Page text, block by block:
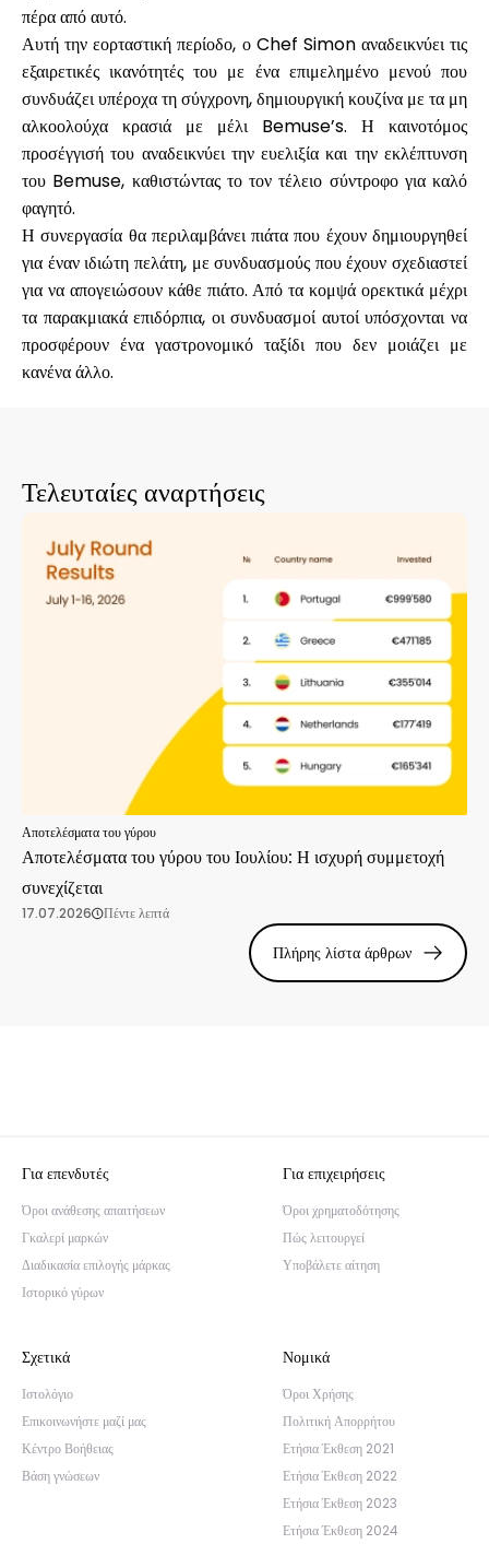
Βοήθεια
Ο λογαριασμός μου
Λάβετε χρηματοδότηση
πέρα από αυτό.
Αυτή την εορταστική περίοδο, ο Chef Simon αναδεικνύει τις
εξαιρετικές ικανότητές του με ένα επιμελημένο μενού που
συνδυάζει υπέροχα τη σύγχρονη, δημιουργική κουζίνα με τα μη
αλκοολούχα κρασιά με μέλι Bemuse’s. Η καινοτόμος
προσέγγισή του αναδεικνύει την ευελιξία και την εκλέπτυνση
του Bemuse, καθιστώντας το τον τέλειο σύντροφο για καλό
φαγητό.
Η συνεργασία θα περιλαμβάνει πιάτα που έχουν δημιουργηθεί
για έναν ιδιώτη πελάτη, με συνδυασμούς που έχουν σχεδιαστεί
για να απογειώσουν κάθε πιάτο. Από τα κομψά ορεκτικά μέχρι
τα παρακμιακά επιδόρπια, οι συνδυασμοί αυτοί υπόσχονται να
προσφέρουν ένα γαστρονομικό ταξίδι που δεν μοιάζει με
κανένα άλλο.
Τελευταίες αναρτήσεις
Αποτελέσματα του γύρου
Αποτελέσματα του γύρου του Ιουλίου: Η ισχυρή συμμετοχή
συνεχίζεται
17.07.2026 Πέντε λεπτά
Πλήρης λίστα άρθρων
Για επενδυτές
Όροι ανάθεσης απαιτήσεων
Γκαλερί μαρκών
Διαδικασία επιλογής μάρκας
Ιστορικό γύρων
Για επιχειρήσεις
Όροι χρηματοδότησης
Πώς λειτουργεί
Υποβάλετε αίτηση
Σχετικά
Ιστολόγιο
Επικοινωνήστε μαζί μας
Κέντρο Βοήθειας
Βάση γνώσεων
Νομικά
Όροι Χρήσης
Πολιτική Απορρήτου
Ετήσια Έκθεση 2021
Ετήσια Έκθεση 2022
Ετήσια Έκθεση 2023
Ετήσια Έκθεση 2024